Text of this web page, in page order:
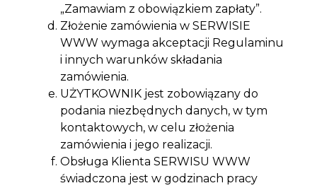
„Zamawiam z obowiązkiem zapłaty”.
Złożenie zamówienia w SERWISIE
WWW wymaga akceptacji Regulaminu
i innych warunków składania
zamówienia.
UŻYTKOWNIK jest zobowiązany do
podania niezbędnych danych, w tym
kontaktowych, w celu złożenia
zamówienia i jego realizacji.
Obsługa Klienta SERWISU WWW
świadczona jest w godzinach pracy